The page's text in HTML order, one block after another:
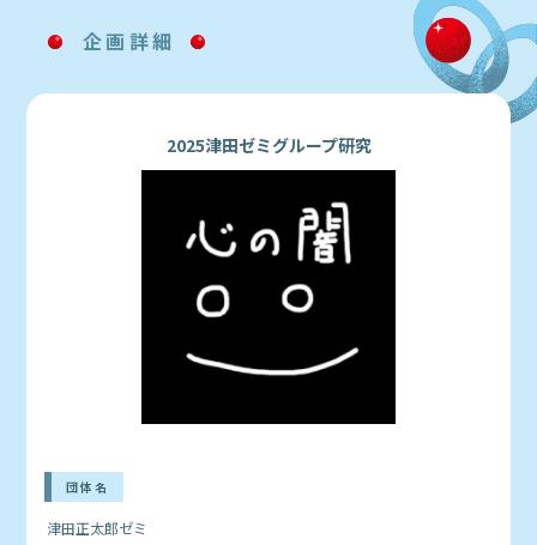
企画詳細
2025津田ゼミグループ研究
団体名
津田正太郎ゼミ